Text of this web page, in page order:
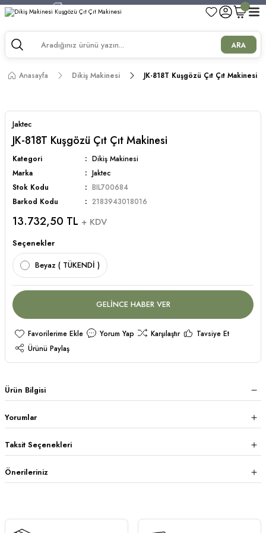
750 TL ve Üzeri Alışverişlerde Kargo Bedava!
750 TL ve Üzeri Alışverişlerde Kargo Bedava!
ARA
Anasayfa Dikiş Makinesi JK-818T Kuşgözü Çıt Çıt Makinesi
Jaktec
JK-818T Kuşgözü Çıt Çıt Makinesi
Kategori
Dikiş Makinesi
Marka
Jaktec
Stok Kodu
BIL700684
Barkod Kodu
2183943018016
13.732,50 TL + KDV
Seçenekler
Beyaz ( TÜKENDİ )
GELİNCE HABER VER
Yorum Yap Karşılaştır
Tavsiye Et
Ürünü Paylaş
Ürün Bilgisi
Yorumlar
Taksit Seçenekleri
Önerileriniz